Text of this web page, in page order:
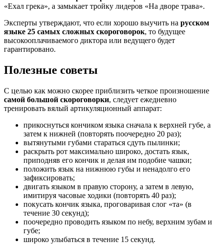
«Ехал грека», а замыкает тройку лидеров «На дворе трава».
Эксперты утверждают, что если хорошо выучить на русском
языке 25 самых сложных скороговорок, то будущее
высокооплачиваемого диктора или ведущего будет
гарантировано.
Полезные советы
С целью как можно скорее приблизить четкое произношение
самой большой скороговорки, следует ежедневно
тренировать вялый артикуляционный аппарат:
прикоснуться кончиком языка сначала к верхней губе, а
затем к нижней (повторять поочередно 20 раз);
вытянутыми губами стараться сдуть пылинки;
раскрыть рот максимально широко, достать язык,
приподняв его кончик и делая им подобие чашки;
положить язык на нижнюю губы и ненадолго его
зафиксировать;
двигать языком в правую сторону, а затем в левую,
имитируя часовые ходики (повторять 40 раз);
покусать кончик языка, проговаривая слог «та» (в
течение 30 секунд);
поочередно проводить языком по небу, верхним зубам и
губе;
широко улыбаться в течение 15 секунд.